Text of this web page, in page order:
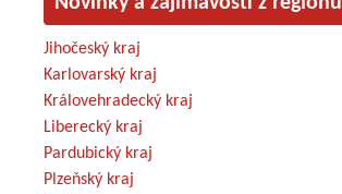
Jihočeský kraj
Karlovarský kraj
Královehradecký kraj
Liberecký kraj
Pardubický kraj
Plzeňský kraj